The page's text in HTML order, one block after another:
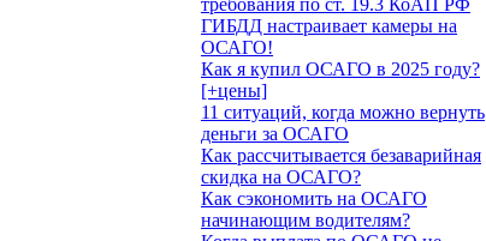
требования по ст. 19.3 КоАП РФ
ГИБДД настраивает камеры на
ОСАГО!
Как я купил ОСАГО в 2025 году?
[+цены]
11 ситуаций, когда можно вернуть
деньги за ОСАГО
Как рассчитывается безаварийная
скидка на ОСАГО?
Как сэкономить на ОСАГО
начинающим водителям?